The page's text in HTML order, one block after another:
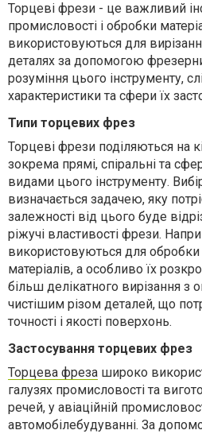
Торцеві фрези - це важливий
промисловості і обробки
використовуються для
деталях за допомогою
розуміння цього інструменту,
характеристики та сфери їх
Типи торцевих фрез
Торцеві фрези поділяються на
зокрема прямі, спіральні та
видами цього інструменту.
визначається задачею, яку
залежності від цього буде
ріжучі властивості фрези.
використовуються для обробки
матеріалів, а особливо їх
більш делікатного вирізання з
чистішим різом деталей, що
точності і якості поверхонь.
Застосування торцевих фрез
Торцева фреза широко
галузях промисловості та
речей, у авіаційній промислово
автомобілебудуванні. За